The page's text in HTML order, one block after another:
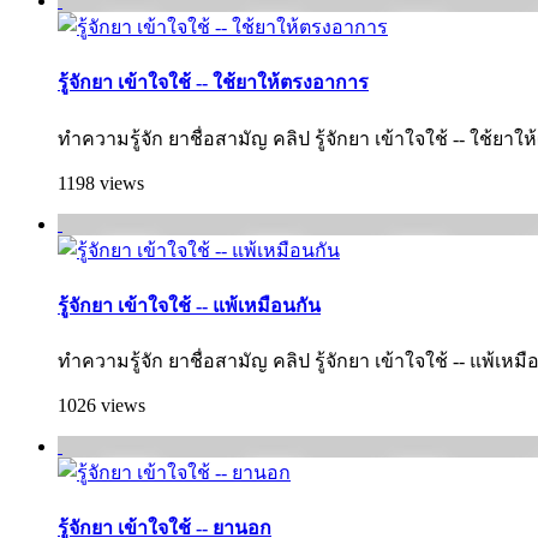
รู้จักยา เข้าใจใช้ -- ใช้ยาให้ตรงอาการ
ทำความรู้จัก ยาชื่อสามัญ คลิป รู้จักยา เข้าใจใช้ -- ใช้ยาใ
1198 views
รู้จักยา เข้าใจใช้ -- แพ้เหมือนกัน
ทำความรู้จัก ยาชื่อสามัญ คลิป รู้จักยา เข้าใจใช้ -- แพ้เหมื
1026 views
รู้จักยา เข้าใจใช้ -- ยานอก